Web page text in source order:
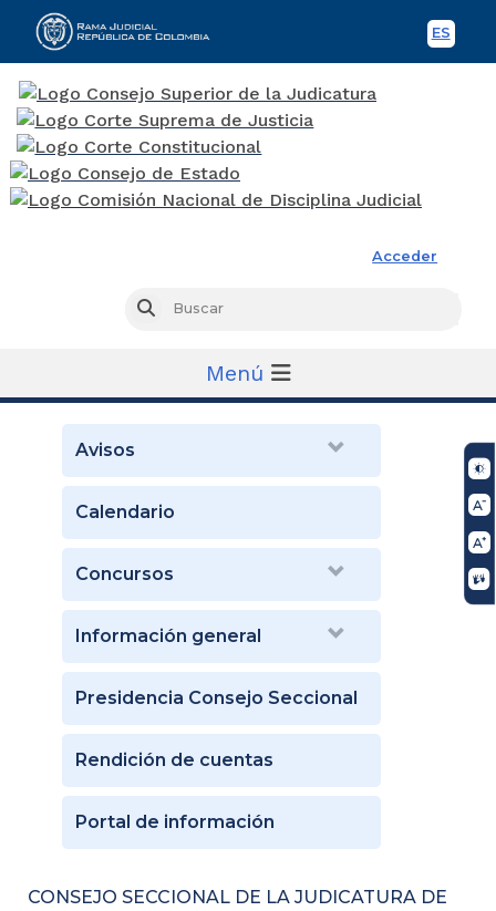
ES
Acceder
Buscar
Menú
Avisos
Calendario
Concursos
Información general
Presidencia Consejo Seccional
Rendición de cuentas
Portal de información
CONSEJO SECCIONAL DE LA JUDICATURA DE